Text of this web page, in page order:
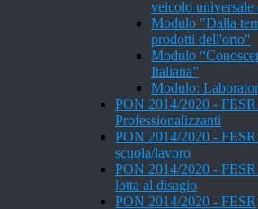
veicolo
Modulo "Dalla
prodotti dell'orto"
Modulo
Italiana”
Modulo:
PON 2014/2020 -
Professionalizzanti
PON 2014/2020 - FESR
scuola/lavoro
PON 2014/2020 -
lotta al disagio
PON 2014/2020 - FESR